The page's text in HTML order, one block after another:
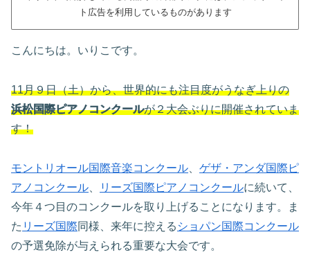
ト広告を利用しているものがあります
こんにちは。いりこです。
11月９日（土）から、世界的にも注目度がうなぎ上りの
浜松国際ピアノコンクールが２大会ぶりに開催されていま
す！
モントリオール国際音楽コンクール
ゲザ・アンダ国際ピ
アノコンクール
リーズ国際ピアノコンクールに続いて、
今年４つ目のコンクールを取り上げることになります。ま
た リーズ国際同様、来年に控える ショパン国際コンクール
の予選免除が与えられる重要な大会です。